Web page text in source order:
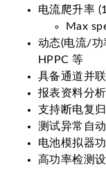
电流爬升率
Max
动态(电流/功
HPPC 等
具备通道并
报表资料分
支持断电复
测试异常自
电池模拟器
高功率检测